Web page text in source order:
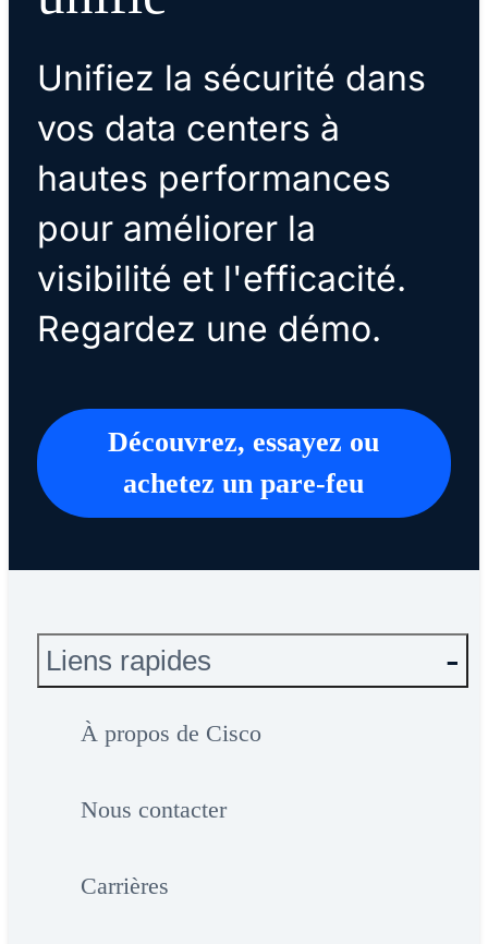
Unifiez la sécurité dans
vos data centers à
hautes performances
pour améliorer la
visibilité et l'efficacité.
Regardez une démo.
Découvrez, essayez ou
achetez un pare-feu
Liens rapides
À propos de Cisco
Nous contacter
Carrières